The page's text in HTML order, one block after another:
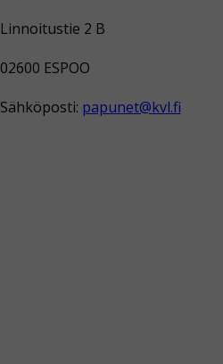
Linnoitustie 2 B
02600 ESPOO
Sähköposti: papunet@kvl.fi